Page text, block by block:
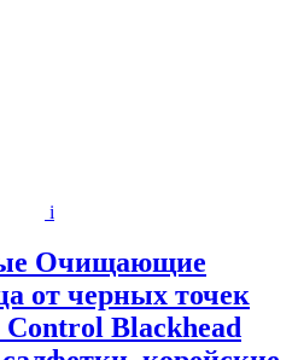
i
Очищающие
от черных точек
Blackhead